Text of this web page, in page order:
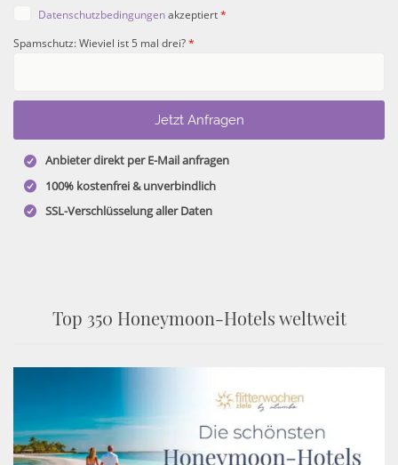
Datenschutzbedingungenakzeptiert*
Spamschutz: Wieviel ist 5 mal drei?*
Anbieter direkt per E-Mail anfragen
100% kostenfrei & unverbindlich
SSL-Verschlüsselung aller Daten
Top 350 Honeymoon-Hotels weltweit